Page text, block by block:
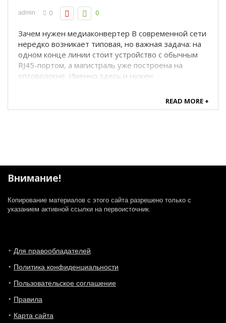
admin 0 0
Зачем нужен медиаконвертер В современной сети
нередко возникает типовая, но важная задача: на
одном конце линии стоит устройство с обычным
RJ45-портом, а магистраль уже построена на
оптоволокне. Именно здесь и нужен
которое преобразует среду передачи данных из
«меди» в ...
READ MORE +
Внимание!
Копирование материалов с этого сайта разрешено только с
указанием активной ссылки на первоисточник.
Для правообладателей
Политика конфиденциальности
Пользовательское соглашение
Правила
Карта сайта